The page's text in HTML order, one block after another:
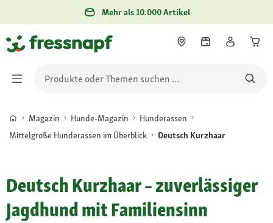
Mehr als 10.000 Artikel
Magazin Hunde-Magazin
Hunderassen
Mittelgroße Hunderassen im Überblick
Deutsch Kurzhaar
Deutsch Kurzhaar – zuverlässiger
Jagdhund mit Familiensinn